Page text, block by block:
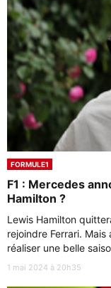
FORMULE1
F1 : Mercedes
Hamilton ?
Lewis Hamilton
rejoindre Ferrari.
réaliser une belle
1 mai 2024 à 20h35